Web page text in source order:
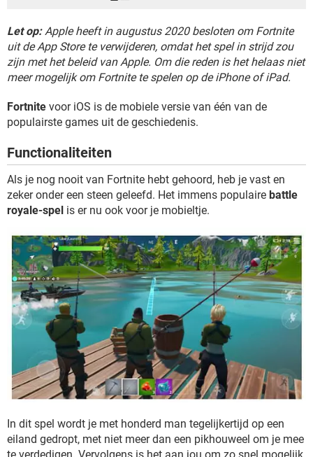
GRATIS SNAPCHAT
TIKTOK
Let op:Apple heeft in augustus 2020 besloten om Fortnite
uit de App Store te verwijderen, omdat het spel in strijd zou
zijn met het beleid van Apple. Om die reden is het helaas niet
meer mogelijk om Fortnite te spelen op de iPhone of iPad.
Fortnite voor iOS is de mobiele versie van één van de
populairste games uit de geschiedenis.
Functionaliteiten
Als je nog nooit van Fortnite hebt gehoord, heb je vast en
zeker onder een steen geleefd. Het immens populaire battle
royale-spel is er nu ook voor je mobieltje.
In dit spel wordt je met honderd man tegelijkertijd op een
eiland gedropt, met niet meer dan een pikhouweel om je mee